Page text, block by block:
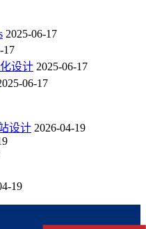
2025-06-17
17
设计 2025-06-17
06-17
设计 2026-04-19
19